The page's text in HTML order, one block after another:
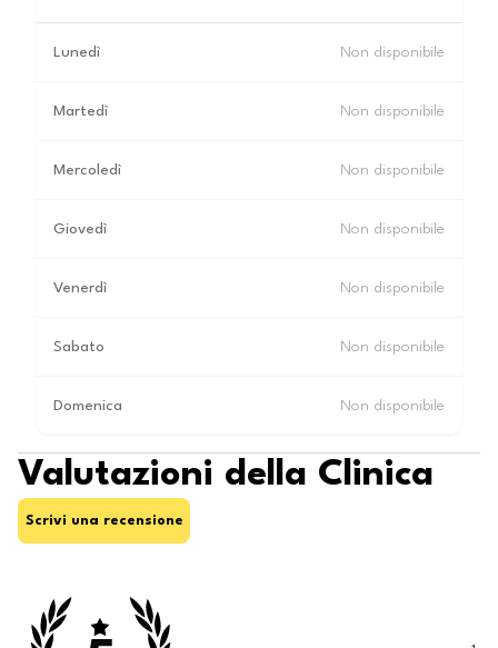
Lunedì Non disponibile
Martedì Non disponibile
Mercoledì Non disponibile
Giovedì Non disponibile
Venerdì Non disponibile
Sabato Non disponibile
Domenica Non disponibile
Valutazioni della Clinica
Scrivi una recensione